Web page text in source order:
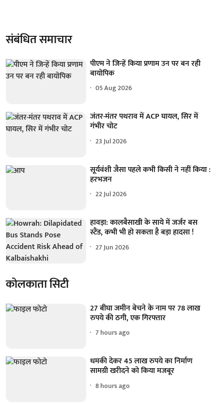
संबंधित समाचार
पीएम ने जिन्हें किया प्रणाम उन पर बन रही
बायोपिक
05 Aug 2026
जंतर-मंतर पथराव में ACP घायल, सिर में
गंभीर चोट
23 Jul 2026
सूर्यवंशी जैसा पहले कभी किसी ने नहीं किया :
हरभजन
22 Jul 2026
हावड़ा: कालबैसाखी के साये में जर्जर बस
स्टैंड, कभी भी हो सकता है बड़ा हादसा !
27 Jun 2026
कोलकाता सिटी
27 बीघा जमीन बेचने के नाम पर 78 लाख
रुपये की ठगी, एक गिरफ्तार
7 hours ago
धमकी देकर 45 लाख रुपये का निर्माण
सामग्री खरीदने को किया मजबूर
8 hours ago